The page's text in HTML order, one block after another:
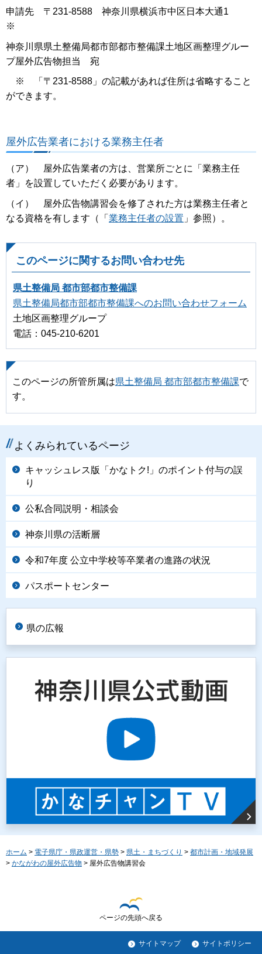
申請先 〒231-8588 神奈川県横浜市中区日本大通1
※
神奈川県県土整備局都市部都市整備課土地区画整理グルー
プ屋外広告物担当 宛
※ 「〒231-8588」の記載があれば住所は省略すること
ができます。
屋外広告業者における業務主任者
（ア） 屋外広告業者の方は、営業所ごとに「業務主任
者」を設置していただく必要があります。
（イ） 屋外広告物講習会を修了された方は業務主任者と
なる資格を有します（「 業務主任者の設置 」参照）。
このページに関するお問い合わせ先
県土整備局 都市部都市整備課
県土整備局都市部都市整備課へのお問い合わせフォーム
土地区画整理グループ
電話：045-210-6201
このページの所管所属は県土整備局 都市部都市整備課で
す。
よくみられているページ
キャッシュレス版「かなトク!」のポイント付与の誤
り
公私合同説明・相談会
神奈川県の活断層
令和7年度 公立中学校等卒業者の進路の状況
パスポートセンター
県の広報
ホーム > 電子県庁・県政運営・県勢 > 県土・まちづくり > 都市計画・地域発展
> かながわの屋外広告物 > 屋外広告物講習会
ページの先頭へ戻る
サイトマップ サイトポリシー